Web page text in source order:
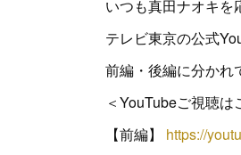
いつも真田ナオキを
テレビ東京の公式
前編・後編に分かれ
＜YouTubeご視聴は
【前編】 https://